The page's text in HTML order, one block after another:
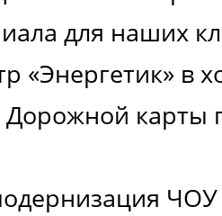
для наших
«Энергетик» в
карты